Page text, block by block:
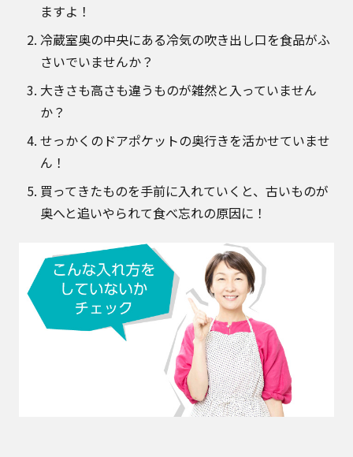
ますよ！
冷蔵室奥の中央にある冷気の吹き出し口を食品がふ
さいでいませんか？
大きさも高さも違うものが雑然と入っていません
か？
せっかくのドアポケットの奥行きを活かせていませ
ん！
買ってきたものを手前に入れていくと、古いものが
奥へと追いやられて食べ忘れの原因に！